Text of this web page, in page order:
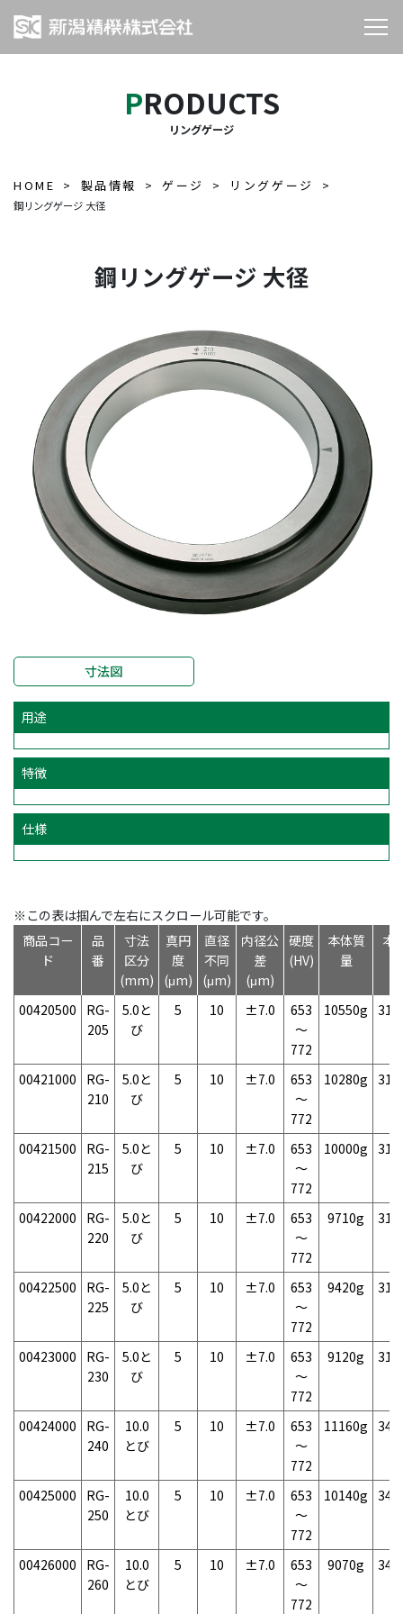
PRODUCTS
リングゲージ
HOME 製品情報 ゲージ リングゲージ
鋼リングゲージ 大径
鋼リングゲージ 大径
寸法図
用途
特徴
仕様
※この表は掴んで左右にスクロール可能です。
商品コー
ド
品
番
寸法
区分
(mm)
真円
度
(μm)
直径
不同
(μm)
内径公
差
(μm)
硬度
(HV)
本体質
量
本
00420500
RG-
205
5.0と
び
5 10 ±7.0
653
～
772
10550g
00421000
RG-
210
5.0と
び
5 10 ±7.0
653
～
772
10280g
00421500
RG-
215
5.0と
び
5 10 ±7.0
653
～
772
10000g
00422000
RG-
220
5.0と
び
5 10 ±7.0
653
～
772
9710g
00422500
RG-
225
5.0と
び
5 10 ±7.0
653
～
772
9420g
00423000
RG-
230
5.0と
び
5 10 ±7.0
653
～
772
9120g
00424000
RG-
240
10.0
とび
5 10 ±7.0
653
～
772
11160g
00425000
RG-
250
10.0
とび
5 10 ±7.0
653
～
772
10140g
00426000
RG-
260
10.0
とび
5 10 ±7.0
653
～
772
9070g